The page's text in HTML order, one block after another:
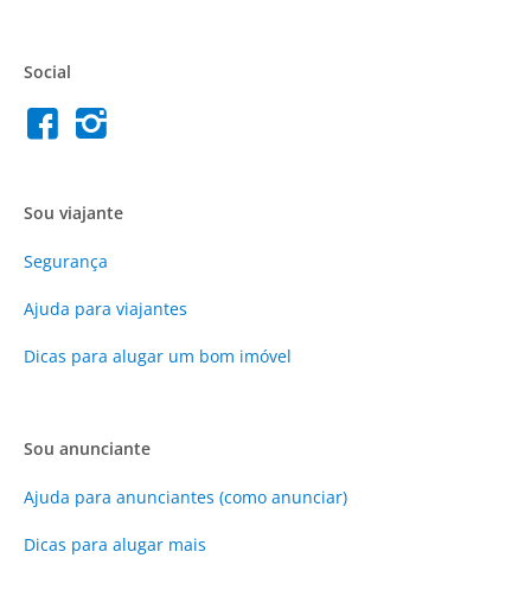
Social
Sou viajante
Segurança
Ajuda para viajantes
Dicas para alugar um bom imóvel
Sou anunciante
Ajuda para anunciantes (como anunciar)
Dicas para alugar mais